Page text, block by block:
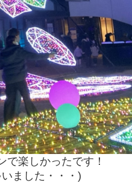
楽しかったです！
ました・・・)